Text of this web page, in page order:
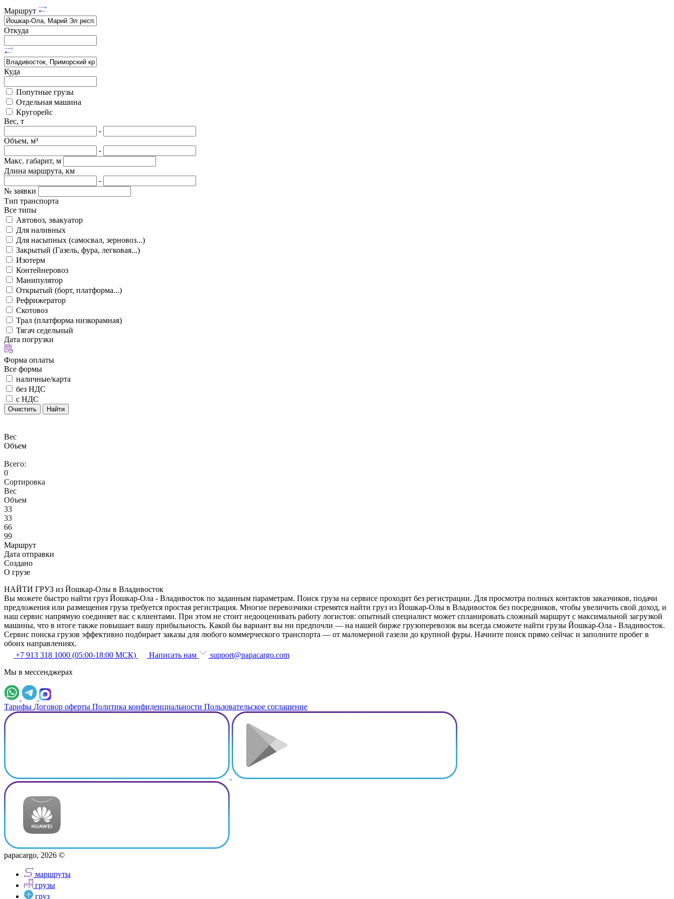
Маршрут
Откуда
Куда
Попутные грузы
Отдельная машина
Кругорейс
Вес, т
-
Объем, м³
-
Макс. габарит, м
Длина маршрута, км
-
№ заявки
Тип транспорта
Все типы
Автовоз, эвакуатор
Для наливных
Для насыпных (самосвал, зерновоз...)
Закрытый (Газель, фура, легковая...)
Изотерм
Контейнеровоз
Манипулятор
Открытый (борт, платформа...)
Рефрижератор
Скотовоз
Трал (платформа низкорамная)
Тягач седельный
Дата погрузки
Форма оплаты
Все формы
наличные/карта
без НДС
с НДС
Очистить Найти
Вес
Объем
Всего:
0
Сортировка
Вес
Объем
33
33
66
99
Маршрут
Дата отправки
Создано
О грузе
НАЙТИ ГРУЗ из Йошкар-Олы в Владивосток
Вы можете быстро найти груз Йошкар-Ола - Владивосток по заданным параметрам. Поиск груза на сервисе проходит без регистрации. Для просмотра полных контактов заказчиков, подачи
предложения или размещения груза требуется простая регистрация. Многие перевозчики стремятся найти груз из Йошкар-Олы в Владивосток без посредников, чтобы увеличить свой доход, и
наш сервис напрямую соединяет вас с клиентами. При этом не стоит недооценивать работу логистов: опытный специалист может спланировать сложный маршрут с максимальной загрузкой
машины, что в итоге также повышает вашу прибыльность. Какой бы вариант вы ни предпочли — на нашей бирже грузоперевозок вы всегда сможете найти грузы Йошкар-Ола - Владивосток.
Сервис поиска грузов эффективно подбирает заказы для любого коммерческого транспорта — от маломерной газели до крупной фуры. Начните поиск прямо сейчас и заполните пробег в
обоих направлениях.
+7 913 318 1000 (05:00-18:00 МСК)
Написать нам
support@papacargo.com
Мы в мессенджерах
Тарифы Договор оферты Политика конфиденциальности Пользовательское соглашение
papacargo, 2026 ©
маршруты
грузы
груз